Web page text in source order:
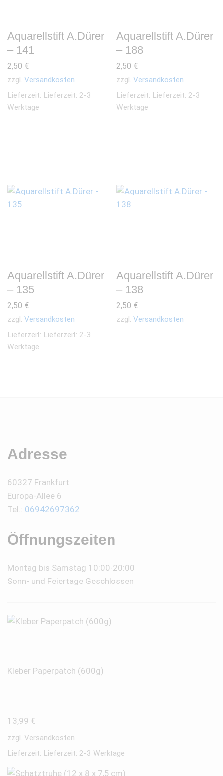
Aquarellstift A.Dürer
– 141
2,50 €
zzgl. Versandkosten
Lieferzeit: Lieferzeit: 2-3
Werktage
Aquarellstift A.Dürer
– 188
2,50 €
zzgl. Versandkosten
Lieferzeit: Lieferzeit: 2-3
Werktage
Aquarellstift A.Dürer
– 135
2,50 €
zzgl. Versandkosten
Lieferzeit: Lieferzeit: 2-3
Werktage
Aquarellstift A.Dürer
– 138
2,50 €
zzgl. Versandkosten
Adresse
60327 Frankfurt
Europa-Allee 6
Tel.: 06942697362
Öffnungszeiten
Montag bis Samstag 10:00-20:00
Sonn- und Feiertage Geschlossen
Kleber Paperpatch (600g)
13,99 €
zzgl. Versandkosten
Lieferzeit: Lieferzeit: 2-3 Werktage